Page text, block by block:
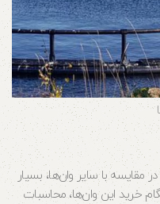
مقایسه با سایر وان‌ها، بسیار
خرید این وان‌ها، محاسبات